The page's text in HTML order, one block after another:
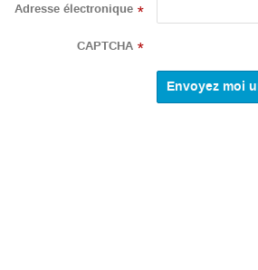
Adresse électronique *
CAPTCHA *